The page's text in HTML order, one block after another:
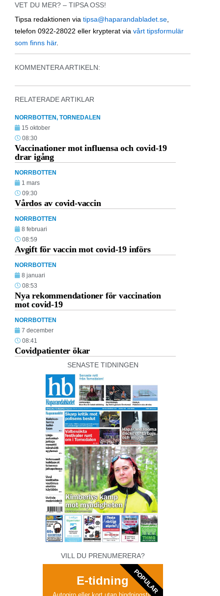
VET DU MER? – TIPSA OSS!
Tipsa redaktionen via tipsa@haparandabladet.se
telefon 0922-28022 eller krypterat via vårt tipsformulär
som finns här.
KOMMENTERA ARTIKELN:
RELATERADE ARTIKLAR
NORRBOTTEN, TORNEDALEN
15 oktober
08:30
Vaccinationer mot influensa och covid-19
drar igång
NORRBOTTEN
1 mars
09:30
Vårdos av covid-vaccin
NORRBOTTEN
8 februari
08:59
Avgift för vaccin mot covid-19 införs
NORRBOTTEN
8 januari
08:53
Nya rekommendationer för vaccination
mot covid-19
NORRBOTTEN
7 december
08:41
Covidpatienter ökar
SENASTE TIDNINGEN
VILL DU PRENUMERERA?
E-tidning POPULAR